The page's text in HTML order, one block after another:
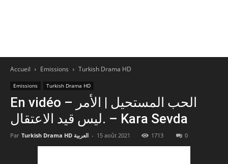
Accueil Emissions Turkish Drama HD
Emissions Turkish Drama HD
En vidéo – الحب المستحيل | الأمر
ليس قيد الاعتقال. – Kara Sevda
Par Turkish Drama HD العربية - 15 août 2021 1713 0